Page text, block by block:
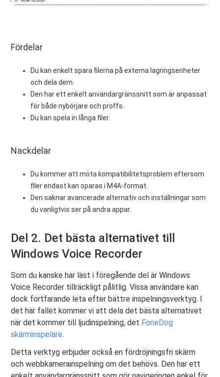
Fördelar
Du kan enkelt spara filerna på externa lagringsenheter
och dela dem.
Den har ett enkelt användargränssnitt som är anpassat
för både nybörjare och proffs.
Du kan spela in långa filer.
Nackdelar
Du kommer att möta kompatibilitetsproblem eftersom
filer endast kan sparas i M4A-format.
Den saknar avancerade alternativ och inställningar som
du vanligtvis ser på andra appar.
Del 2. Det bästa alternativet till
Windows Voice Recorder
Som du kanske har läst i föregående del är Windows
Voice Recorder tillräckligt pålitlig. Vissa användare kan
dock fortfarande leta efter bättre inspelningsverktyg. I
det här fallet kommer vi att dela det bästa alternativet
när det kommer till ljudinspelning, det FoneDog
skärminspelare.
Detta verktyg erbjuder också en fördröjningsfri skärm
och webbkamerainspelning om det behövs. Den har ett